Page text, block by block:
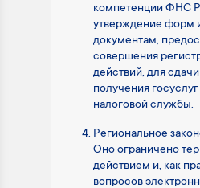
компетенции ФНС
утверждение форм
документам,
совершения
действий, для
получения
налоговой службы.
Региональное
Оно ограничено
действием и, как
вопросов